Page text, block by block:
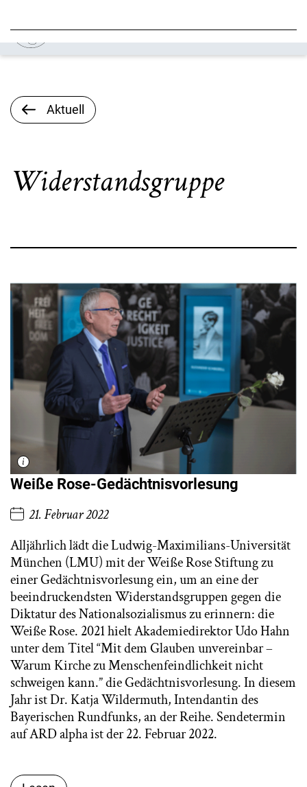
Aktuell
Widerstandsgruppe
Weiße Rose-Gedächtnisvorlesung
21. Februar 2022
Alljährlich lädt die Ludwig-Maximilians-Universität
München (LMU) mit der Weiße Rose Stiftung zu
einer Gedächtnisvorlesung ein, um an eine der
beeindruckendsten Widerstandsgruppen gegen die
Diktatur des Nationalsozialismus zu erinnern: die
Weiße Rose. 2021 hielt Akademiedirektor Udo Hahn
unter dem Titel “Mit dem Glauben unvereinbar –
Warum Kirche zu Menschenfeindlichkeit nicht
schweigen kann.” die Gedächtnisvorlesung. In diesem
Jahr ist Dr. Katja Wildermuth, Intendantin des
Bayerischen Rundfunks, an der Reihe. Sendetermin
auf ARD alpha ist der 22. Februar 2022.